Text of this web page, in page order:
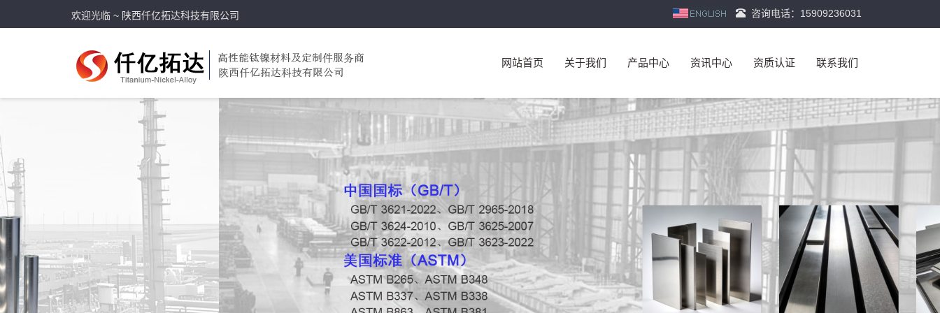
欢迎光临 ~ 陕西仟亿拓达科技有限公司 咨询电话：15909236031
网站首页 关于我们 产品中心 资讯中心 资质认证 联系我们